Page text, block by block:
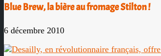
Blue Brew, la bière au fromage Stilton !
6 décembre 2010